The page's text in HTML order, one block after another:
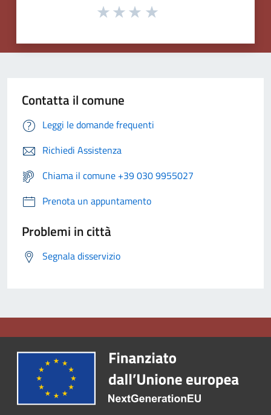
Contatta il comune
Leggi le domande frequenti
Richiedi Assistenza
Chiama il comune +39 030 9955027
Prenota un appuntamento
Problemi in città
Segnala disservizio